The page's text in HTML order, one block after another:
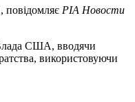
повідомляє РІА Новости
Влада США, вводячи
використовуючи